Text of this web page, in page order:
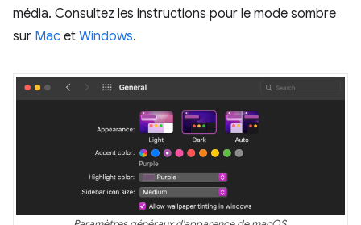
média. Consultez les instructions pour le mode sombre
sur Mac et Windows.